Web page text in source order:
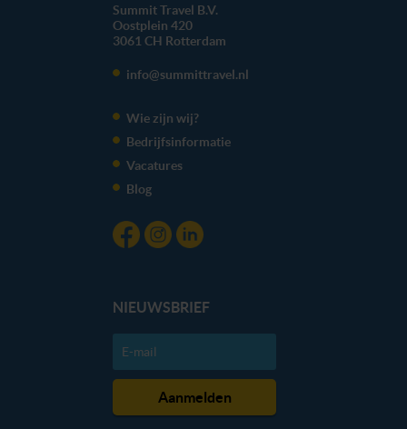
Summit Travel B.V.
Oostplein 420
3061 CH Rotterdam
info@summittravel.nl
Wie zijn wij?
Bedrijfsinformatie
Vacatures
Blog
NIEUWSBRIEF